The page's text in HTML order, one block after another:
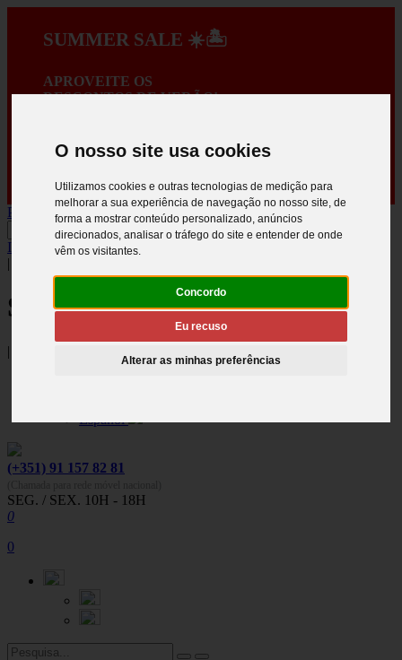
O nosso site usa cookies
Utilizamos cookies e outras tecnologias de medição para
melhorar a sua experiência de navegação no nosso site, de
forma a mostrar conteúdo personalizado, anúncios
direcionados, analisar o tráfego do site e entender de onde
vêm os visitantes.
Concordo
Eu recuso
Alterar as minhas preferências
SUMMER SALE ☀️🏝️
APROVEITE OS
DESCONTOS DE VERÃO!
TERMINA EM:
PORTES GRÁTIS EM COMPRAS SUPERIORES A 150€ *
INICIAR SESSÃO .Criar registo
|
Siga-nos
|
Español
(+351) 91 157 82 81
SEG. / SEX. 10H - 18H
0
0